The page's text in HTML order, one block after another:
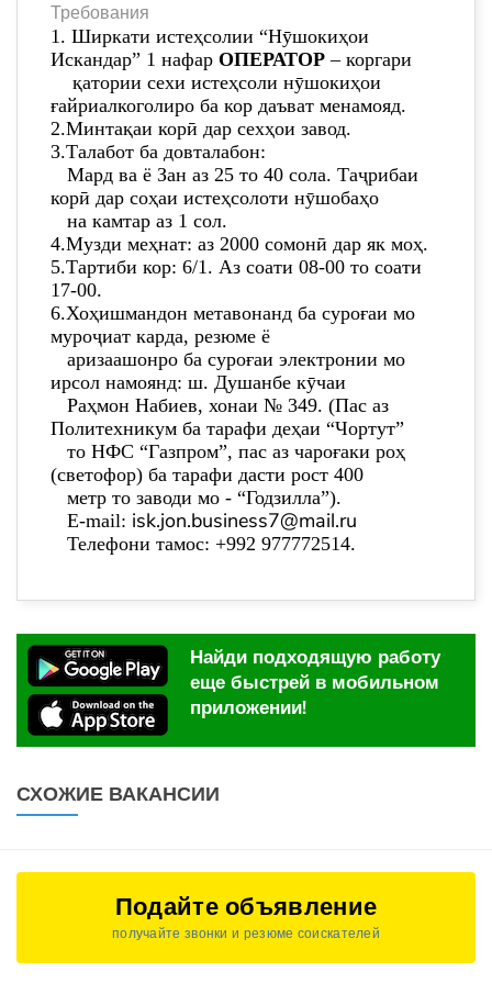
Требования
1. Ширкати истеҳсолии “Нӯшокиҳои
Искандар” 1 нафар ОПЕРАТОР – коргари
қатории сехи истеҳсоли нӯшокиҳои
ғайриалкоголиро ба кор даъват менамояд.
2.Минтақаи корӣ дар сехҳои завод.
3.Талабот ба довталабон:
Мард ва ё Зан аз 25 то 40 сола. Таҷрибаи
корӣ дар соҳаи истеҳсолоти нӯшобаҳо
на камтар аз 1 сол.
4.Музди меҳнат: аз 2000 сомонӣ дар як моҳ.
5.Тартиби кор: 6/1. Аз соати 08-00 то соати
17-00.
6.Хоҳишмандон метавонанд ба суроғаи мо
муроҷиат карда, резюме ё
аризаашонро ба суроғаи электронии мо
ирсол намоянд: ш. Душанбе кӯчаи
Раҳмон Набиев, хонаи № 349. (Пас аз
Политехникум ба тарафи деҳаи “Чортут”
то НФС “Газпром”, пас аз чароғаки роҳ
(светофор) ба тарафи дасти рост 400
метр то заводи мо - “Годзилла”).
E-mail: isk.jon.business7@mail.ru
Телефони тамос: +992 977772514.
Найди подходящую работу
еще быстрей в мобильном
приложении!
СХОЖИЕ ВАКАНСИИ
Подайте объявление
получайте звонки и резюме соискателей